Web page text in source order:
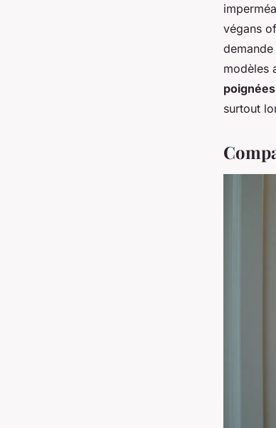
végans
modèles
surtout